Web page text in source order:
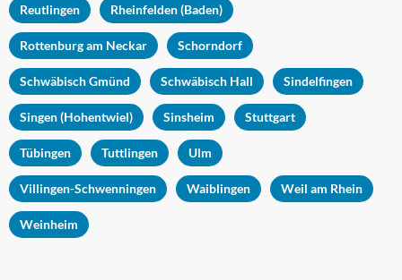
Reutlingen Rheinfelden (Baden)
Rottenburg am Neckar Schorndorf
Schwäbisch Gmünd Schwäbisch Hall Sindelfingen
Singen (Hohentwiel) Sinsheim Stuttgart
Tübingen Tuttlingen Ulm
Villingen-Schwenningen Waiblingen Weil am Rhein
Weinheim